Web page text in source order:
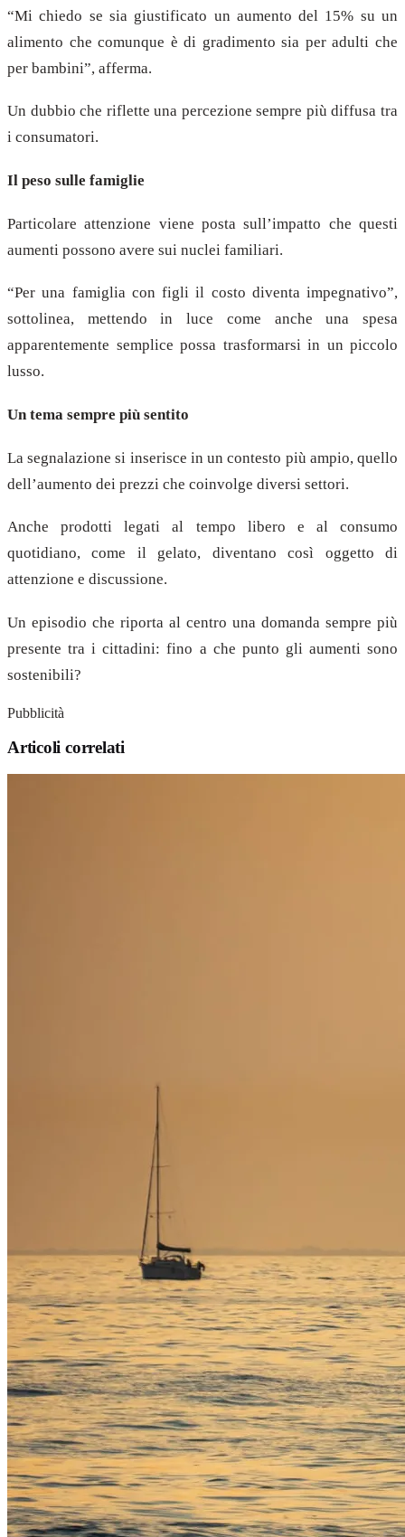
“Mi chiedo se sia giustificato un aumento del 15% su un
alimento che comunque è di gradimento sia per adulti che
per bambini”, afferma.
Un dubbio che riflette una percezione sempre più diffusa tra
i consumatori.
Il peso sulle famiglie
Particolare attenzione viene posta sull’impatto che questi
aumenti possono avere sui nuclei familiari.
“Per una famiglia con figli il costo diventa impegnativo”,
sottolinea, mettendo in luce come anche una spesa
apparentemente semplice possa trasformarsi in un piccolo
lusso.
Un tema sempre più sentito
La segnalazione si inserisce in un contesto più ampio, quello
dell’aumento dei prezzi che coinvolge diversi settori.
Anche prodotti legati al tempo libero e al consumo
quotidiano, come il gelato, diventano così oggetto di
attenzione e discussione.
Un episodio che riporta al centro una domanda sempre più
presente tra i cittadini: fino a che punto gli aumenti sono
sostenibili?
Pubblicità
Articoli correlati